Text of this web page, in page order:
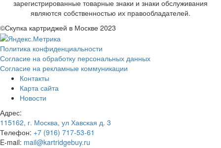
зарегистрированные товарные знаки и знаки обслуживания
являются собственностью их правообладателей.
©Скупка картриджей в Москве 2023
Политика конфиденциальности
Согласие на обработку персональных данных
Согласие на рекламные коммуникации
Контакты
Карта сайта
Новости
Адрес:
115162, г. Москва, ул Хавская д. 3
Телефон: +7 (916) 717-53-61
E-mail: mail@kartridgebuy.ru